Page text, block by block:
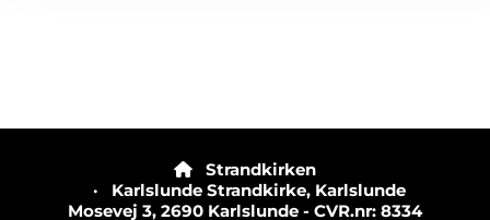

Strandkirken
· Karlslunde Strandkirke, Karlslunde
Mosevej 3, 2690 Karlslunde - CVR.nr: 8334